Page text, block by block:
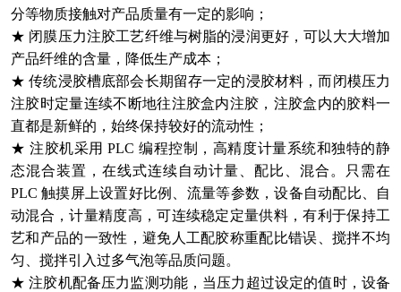
分等物质接触对产品质量有一定的影响；
★ 闭膜压力注胶工艺纤维与树脂的浸润更好，可以大大增加
产品纤维的含量，降低生产成本；
★ 传统浸胶槽底部会长期留存一定的浸胶材料，而闭模压力
注胶时定量连续不断地往注胶盒内注胶，注胶盒内的胶料一
直都是新鲜的，始终保持较好的流动性；
★ 注胶机采用 PLC 编程控制，高精度计量系统和独特的静
态混合装置，在线式连续自动计量、配比、混合。只需在
PLC 触摸屏上设置好比例、流量等参数，设备自动配比、自
动混合，计量精度高，可连续稳定定量供料，有利于保持工
艺和产品的一致性，避免人工配胶称重配比错误、搅拌不均
匀、搅拌引入过多气泡等品质问题。
★ 注胶机配备压力监测功能，当压力超过设定的值时，设备